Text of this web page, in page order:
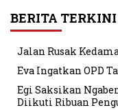
BERITA TERKINI
Jalan Rusak
Eva Ingatkan OPD
Egi Saksikan
Diikuti Ribuan